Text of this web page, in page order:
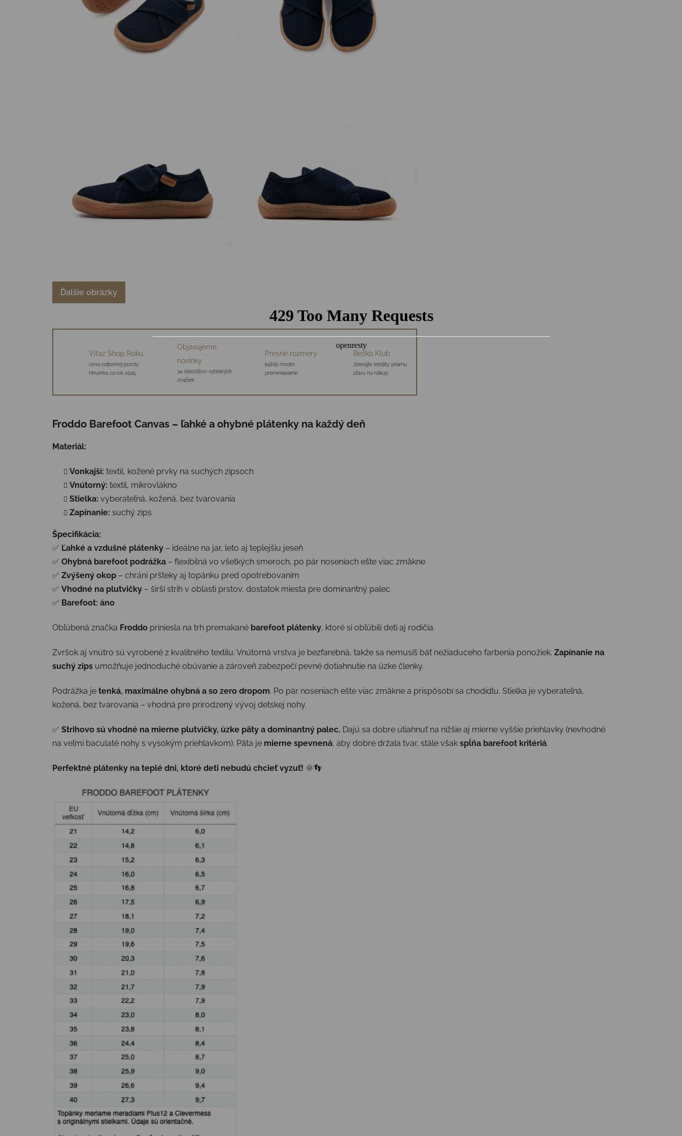
Ďalšie obrázky
Víťaz Shop Roku
cena odbornej poroty
Heureka za rok 2025
Objavujeme
novinky
34 starostlivo vybraných
značiek
Presné rozmery
každý model
premeriavame
Bežko Klub
zbierajte kredity, priamu
zľavu na nákup
Froddo Barefoot Canvas – ľahké a ohybné plátenky na každý deň
Materiál:
Vonkajší: textil, kožené prvky na suchých zipsoch
Vnútorný: textil, mikrovlákno
Stielka: vyberateľná, kožená, bez tvarovania
Zapínanie: suchý zips
Špecifikácia:
✅ Ľahké a vzdušné plátenky – ideálne na jar, leto aj teplejšiu jeseň
✅ Ohybná barefoot podrážka – flexibilná vo všetkých smeroch, po pár noseniach ešte viac zmäkne
✅ Zvýšený okop – chráni pršteky aj topánku pred opotrebovaním
✅ Vhodné na plutvičky – širší strih v oblasti prstov, dostatok miesta pre dominantný palec
✅ Barefoot: áno
Obľúbená značka Froddo priniesla na trh premakané barefoot plátenky, ktoré si obľúbili deti aj rodičia.
Zvršok aj vnútro sú vyrobené z kvalitného textilu. Vnútorná vrstva je bezfarebná, takže sa nemusíš báť nežiaduceho farbenia ponožiek. Zapínanie na
suchý zips umožňuje jednoduché obúvanie a zároveň zabezpečí pevné dotiahnutie na úzke členky.
Podrážka je tenká, maximálne ohybná a so zero dropom. Po pár noseniach ešte viac zmäkne a prispôsobí sa chodidlu. Stielka je vyberateľná,
kožená, bez tvarovania – vhodná pre prirodzený vývoj detskej nohy.
✅ Strihovo sú vhodné na mierne plutvičky, úzke päty a dominantný palec. Dajú sa dobre utiahnuť na nižšie aj mierne vyššie priehlavky (nevhodné
na veľmi baculaté nohy s vysokým priehlavkom). Päta je mierne spevnená, aby dobre držala tvar, stále však spĺňa barefoot kritériá.
Perfektné plátenky na teplé dni, ktoré deti nebudú chcieť vyzuť! 🌞👣